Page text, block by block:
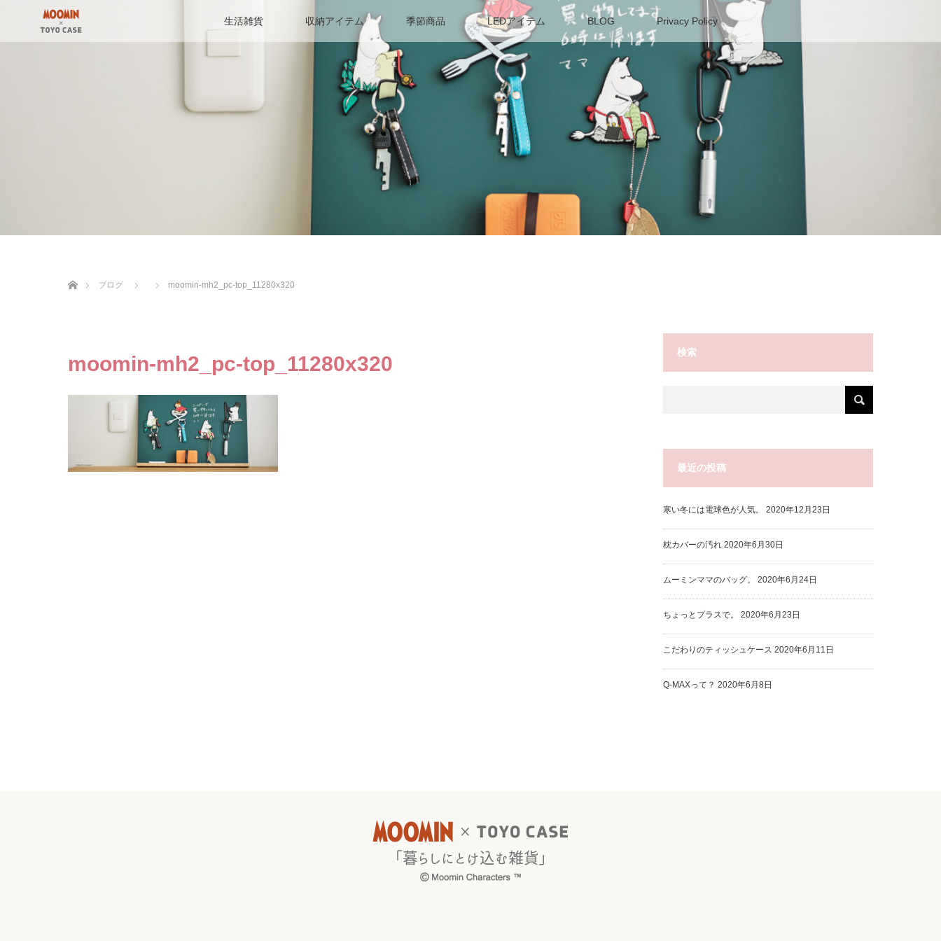
生活雑貨 収納アイテム 季節商品 LEDアイテム BLOG Privacy Policy
ブログ
moomin-mh2_pc-top_11280x320
moomin-mh2_pc-top_11280x320 検索
最近の投稿
寒い冬には電球色が人気。 2020年12月23日
枕カバーの汚れ 2020年6月30日
ムーミンママのバッグ。 2020年6月24日
ちょっとプラスで。 2020年6月23日
こだわりのティッシュケース 2020年6月11日
Q-MAXって？ 2020年6月8日